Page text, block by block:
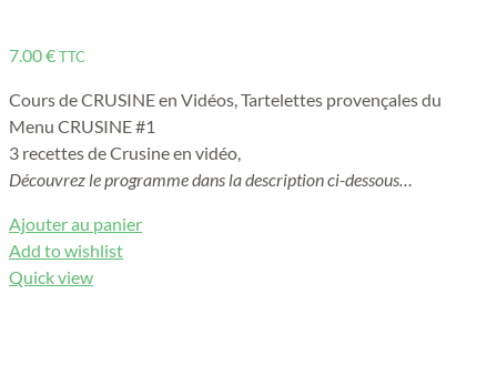
7.00€TTC
Cours de CRUSINE en Vidéos, Tartelettes provençales du
Menu CRUSINE #1
3 recettes de Crusine en vidéo,
Découvrez le programme dans la description ci-dessous…
Ajouter au panier
Add to wishlist
Quick view